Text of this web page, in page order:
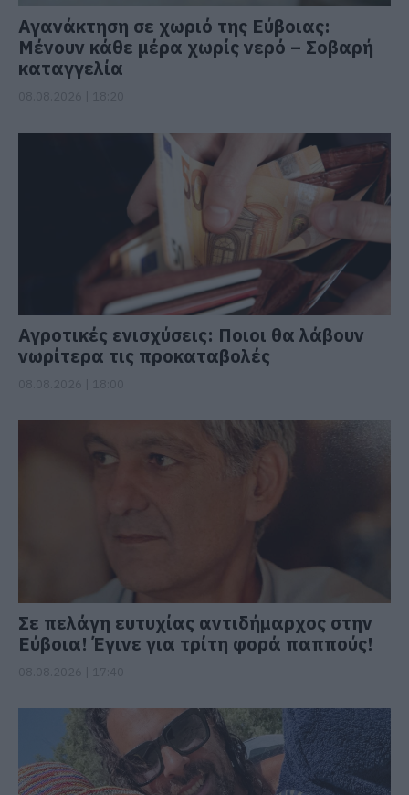
Αγανάκτηση σε χωριό της Εύβοιας:
Μένουν κάθε μέρα χωρίς νερό – Σοβαρή
καταγγελία
Αγροτικές ενισχύσεις: Ποιοι θα λάβουν
νωρίτερα τις προκαταβολές
Σε πελάγη ευτυχίας αντιδήμαρχος στην
Εύβοια! Έγινε για τρίτη φορά παππούς!